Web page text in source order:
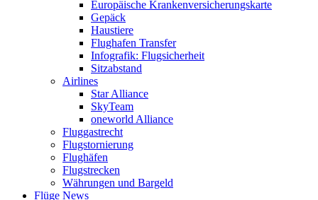
Europäische Krankenversicherungskarte
Gepäck
Haustiere
Flughafen Transfer
Infografik: Flugsicherheit
Sitzabstand
Airlines
Star Alliance
SkyTeam
oneworld Alliance
Fluggastrecht
Flugstornierung
Flughäfen
Flugstrecken
Währungen und Bargeld
Flüge News